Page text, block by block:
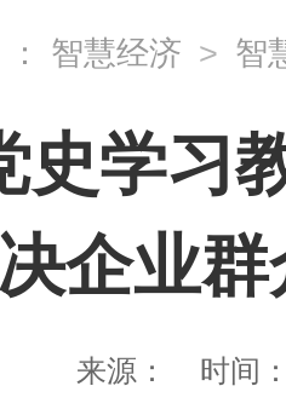
智慧经济 > 智
史学习
企业
来源： 时间